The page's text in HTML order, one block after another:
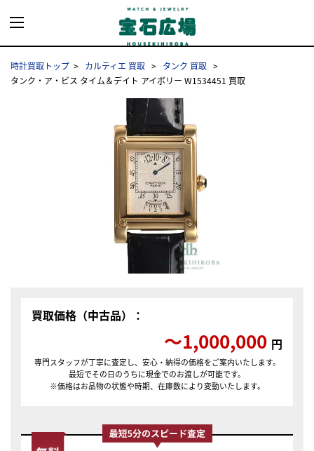
時計買取トップ カルティエ 買取
タンク 買取
タンク・ア・ビス タイム＆デイト アイボリー W1534451 買取
買取価格（中古品）：
〜1,000,000 円
専門スタッフが丁寧に査定し、安心・納得の価格をご案内いたします。
最短でその日のうちに現金でのお渡しが可能です。
※価格はお品物の状態や時期、在庫数により変動いたします。